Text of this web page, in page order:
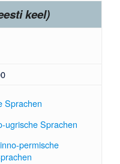
keel)
Sprachen
ugrische Sprachen
permische